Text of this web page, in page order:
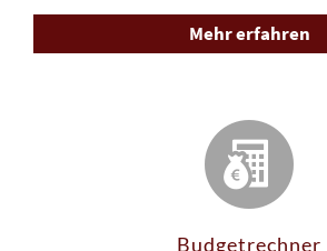
Mehr erfahren
Budget­rechner